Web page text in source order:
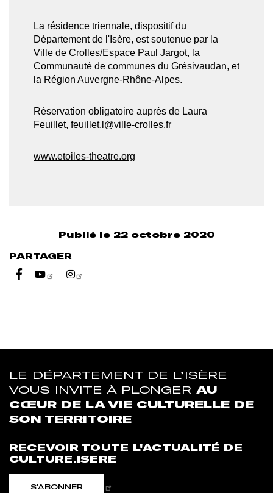
La résidence triennale, dispositif du
Département de l'Isère, est soutenue par la
Ville de Crolles/Espace Paul Jargot, la
Communauté de communes du Grésivaudan, et
la Région Auvergne-Rhône-Alpes.
Réservation obligatoire auprès de Laura
Feuillet, feuillet.l@ville-crolles.fr
www.etoiles-theatre.org
Publié le 22 octobre 2020
PARTAGER
Partager sur Youtube
Partager sur Instagram
LE DÉPARTEMENT DE L’ISÈRE
VOUS INVITE À PLONGER AU
CŒUR DE LA VIE CULTURELLE DE
SON TERRITOIRE
RECEVOIR TOUTE L'ACTUALITÉ DE
CULTURE.ISERE
S'ABONNER